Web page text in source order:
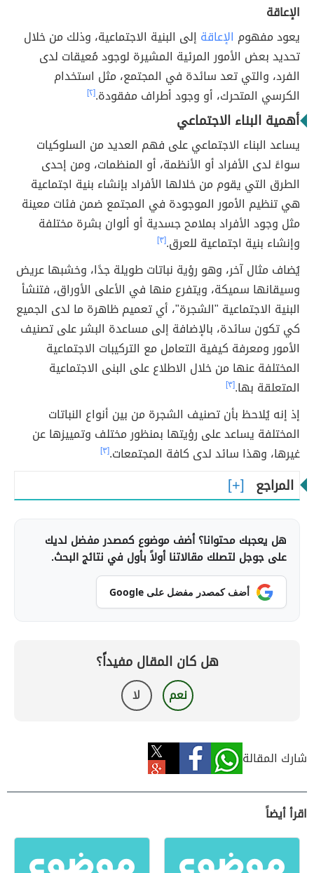
الإعاقة
يعود مفهوم الإعاقة إلى البنية الاجتماعية، وذلك من خلال
تحديد بعض الأمور المرئية المشيرة لوجود مُعيقات لدى
الفرد، والتي تعد سائدة في المجتمع، مثل استخدام
الكرسي المتحرك، أو وجود أطراف مفقودة.[٢]
أهمية البناء الاجتماعي
يساعد البناء الاجتماعي على فهم العديد من السلوكيات
سواءً لدى الأفراد أو الأنظمة، أو المنظمات، ومن إحدى
الطرق التي يقوم من خلالها الأفراد بإنشاء بنية اجتماعية
هي تنظيم الأمور الموجودة في المجتمع ضمن فئات معينة
مثل وجود الأفراد بملامح جسدية أو ألوان بشرة مختلفة
وإنشاء بنية اجتماعية للعرق.[٣]
يُضاف مثال آخر، وهو رؤية نباتات طويلة جدًا، وخشبها عريض
وسيقانها سميكة، ويتفرع منها في الأعلى الأوراق، فتنشأ
البنية الاجتماعية "الشجرة"، أي تعميم ظاهرة ما لدى الجميع
كي تكون سائدة، بالإضافة إلى مساعدة البشر على تصنيف
الأمور ومعرفة كيفية التعامل مع التركيبات الاجتماعية
المختلفة عنها من خلال الاطلاع على البنى الاجتماعية
المتعلقة بها.[٣]
إذ إنه يُلاحظ بأن تصنيف الشجرة من بين أنواع النباتات
المختلفة يساعد على رؤيتها بمنظور مختلف وتمييزها عن
غيرها، وهذا سائد لدى كافة المجتمعات.[٣]
المراجع
هل يعجبك محتوانا؟ أضف موضوع كمصدر مفضل لديك
على جوجل لتصلك مقالاتنا أولاً بأول في نتائج البحث.
أضف كمصدر مفضل على Google
هل كان المقال مفيداً؟
نعم لا
شارك المقالة
اقرأ أيضاً